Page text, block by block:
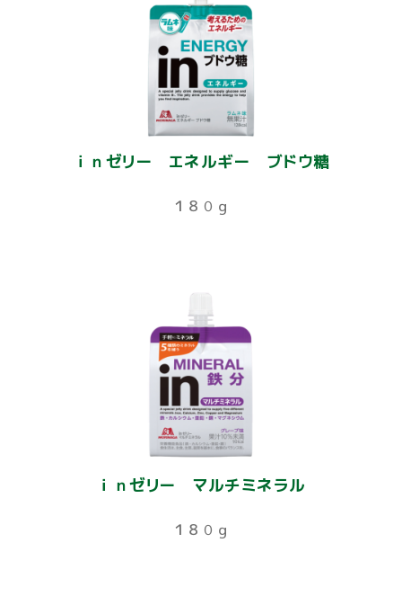
ｉｎゼリー エネルギー ブドウ糖
１８０ｇ
ｉｎゼリー マルチミネラル
１８０ｇ